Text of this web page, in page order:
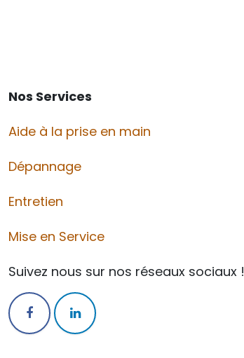
Aide à la prise en main
Dépannage
Entretien
Mise en Service
Nos Services
Suivez nous sur nos réseaux sociaux !